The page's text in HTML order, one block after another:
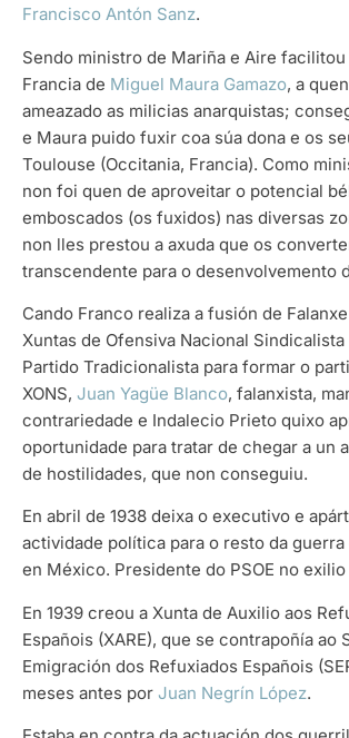
Francisco Antón Sanz.
Sendo ministro de Mariña e Aire facilitou
Francia de Miguel Maura Gamazo, a
ameazado as milicias anarquistas;
e Maura puido fuxir coa súa dona e os
Toulouse (Occitania, Francia). Como
non foi quen de aproveitar o potencial
emboscados (os fuxidos) nas diversas
non lles prestou a axuda que os
transcendente para o desenvolvemento
Cando Franco realiza a fusión de
Xuntas de Ofensiva Nacional Sindicalista
Partido Tradicionalista para formar o
XONS, Juan Yagüe Blanco, falanxista,
contrariedade e Indalecio Prieto quixo
oportunidade para tratar de chegar a un
de hostilidades, que non conseguiu.
En abril de 1938 deixa o executivo e
actividade política para o resto da guerra
en México. Presidente do PSOE no exilio
En 1939 creou a Xunta de Auxilio aos
Españois (XARE), que se contrapoñía ao
Emigración dos Refuxiados Españois
meses antes por Juan Negrín López.